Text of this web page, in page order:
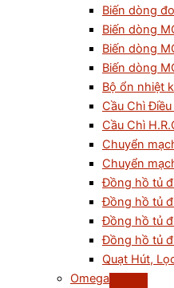
Biến dòng
Biến dòng
Biến dòng
Biến dòng
Bộ ổn nhiệt
Cầu Chì
Cầu Chì
Chuyển
Chuyển
Đồng hồ tủ
Đồng hồ tủ
Đồng hồ tủ
Đồng hồ tủ
Quạt Hút,
Omega